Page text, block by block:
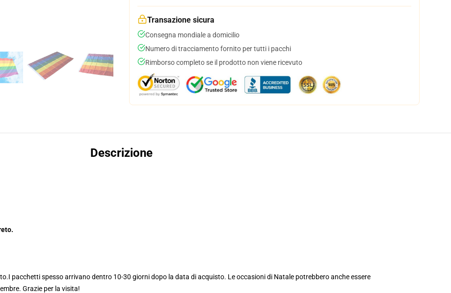
Transazione sicura
Consegna mondiale a domicilio
Numero di tracciamento fornito per tutti i pacchi
Rimborso completo se il prodotto non viene ricevuto
Descrizione
I pacchetti spesso arrivano dentro 10-30 giorni dopo la data di acquisto. Le occasioni di Natale potrebbero anche essere
Grazie per la visita!